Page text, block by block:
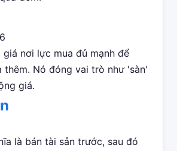
nơi lực mua đủ mạnh để
thêm. Nó đóng vai trò như 'sàn'
giá.
là bán tài sản trước, sau đó